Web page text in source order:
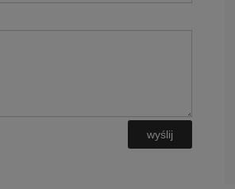
wyślij